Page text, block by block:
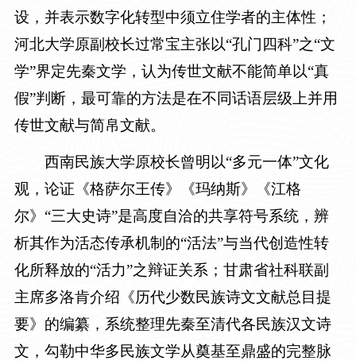
设，并表示数字化转型中须立住学者的主体性；
河北大学原副校长过常宝主张以“孔门四科”之“文
学”界定先秦文学，认为传世文献不能简单以“真
假”判断，最可靠的方法是在不同话语层级上并用
传世文献与简帛文献。
西南民族大学原校长曾明以“多元一体”文化
观，论证《格萨尔王传》《玛纳斯》《江格
尔》“三大史诗”是高度自洽的共享符号系统，辨
析其作为活态传承机制的“活法”与当代创造性转
化所释放的“活力”之辩证关系；甘肃省社科联副
主席多洛肯介绍《历代少数民族诗文文献总目提
要》的编纂，系统整理先秦至清代各民族汉文诗
文，勾勒中华多民族文学从奠基至鼎盛的完整脉